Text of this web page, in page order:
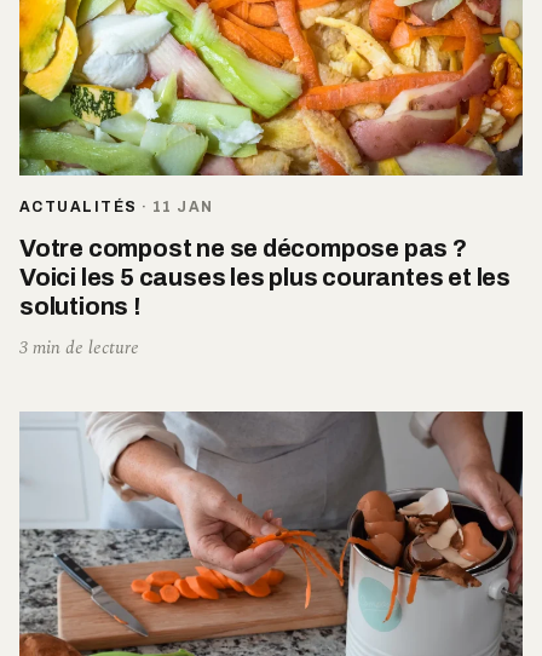
ACTUALITÉS · 11 JAN
Votre compost ne se décompose pas ?
Voici les 5 causes les plus courantes et les
solutions !
3 min de lecture